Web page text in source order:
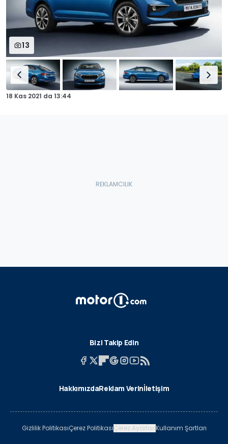
13
18 Kas 2021 da 13:44
Bizi Takip Edin
HakkımızdaReklam Verinİletişim
Gizlilik PolitikasıÇerez PolitikasıÇerez AyarlarıKullanım Şartları